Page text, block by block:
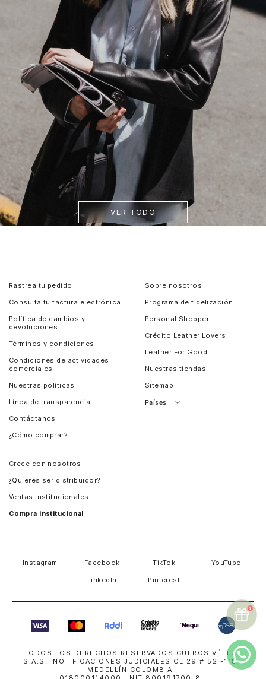
VER TODO
Rastrea tu pedido
Consulta tu factura electrónica
Política de cambios y
devoluciones
Términos y condiciones
Condiciones de actividades
comerciales
Nuestras políticas
Línea de transparencia
Contáctanos
¿Cómo comprar?
Sobre nosotros
Programa de fidelización
Personal Shopper
Crédito Leather Lovers
Leather For Good
Nuestras tiendas
Sitemap
Países
Crece con nosotros
¿Quieres ser distribuidor?
Ventas Institucionales
Compra institucional
Instagram Facebook TikTok YouTube
LinkedIn Pinterest
TODOS LOS DERECHOS RESERVADOS CUEROS VÉLEZ
S.A.S. NOTIFICACIONES JUDICIALES CL 29 # 52 -115
MEDELLÍN COLOMBIA